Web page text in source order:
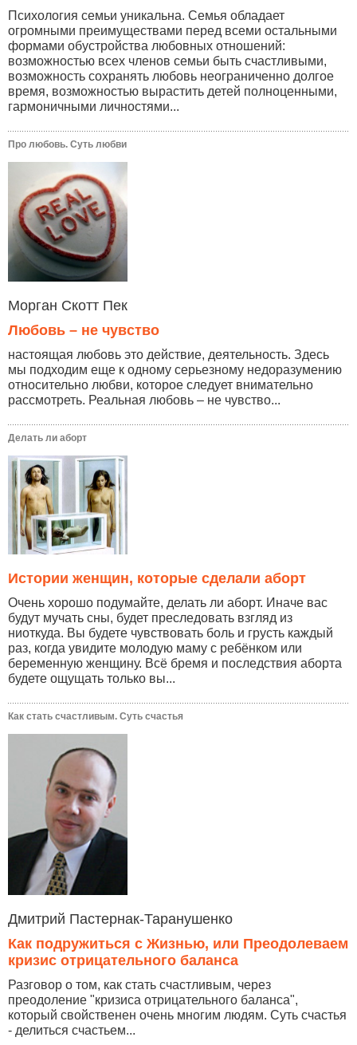
Психология семьи уникальна. Семья обладает
огромными преимуществами перед всеми остальными
формами обустройства любовных отношений:
возможностью всех членов семьи быть счастливыми,
возможность сохранять любовь неограниченно долгое
время, возможностью вырастить детей полноценными,
гармоничными личностями...
Про любовь. Суть любви
Морган Скотт Пек
Любовь – не чувство
настоящая любовь это действие, деятельность. Здесь
мы подходим еще к одному серьезному недоразумению
относительно любви, которое следует внимательно
рассмотреть. Реальная любовь – не чувство...
Делать ли аборт
Истории женщин, которые сделали аборт
Очень хорошо подумайте, делать ли аборт. Иначе вас
будут мучать сны, будет преследовать взгляд из
ниоткуда. Вы будете чувствовать боль и грусть каждый
раз, когда увидите молодую маму с ребёнком или
беременную женщину. Всё бремя и последствия аборта
будете ощущать только вы...
Как стать счастливым. Суть счастья
Дмитрий Пастернак-Таранушенко
Как подружиться с Жизнью, или Преодолеваем
кризис отрицательного баланса
Разговор о том, как стать счастливым, через
преодоление "кризиса отрицательного баланса",
который свойственен очень многим людям. Суть счастья
- делиться счастьем...